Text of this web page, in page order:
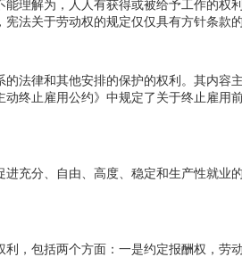
理解为，人人有获得或被给予工作的权
法关于劳动权的规定仅仅具有方针条款的
律和其他安排的保护的权利。其内容
动终止雇用公约》中规定了关于终止雇用
分、自由、高度、稳定和生产性就业
利，包括两个方面：一是约定报酬权，劳